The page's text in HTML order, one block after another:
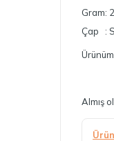
Gram:
Çap :
Almış